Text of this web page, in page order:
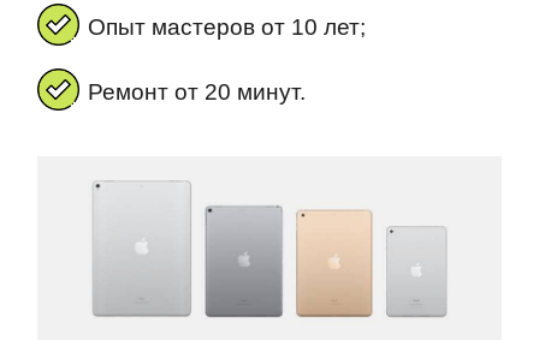
Опыт мастеров от 10 лет;
Ремонт от 20 минут.